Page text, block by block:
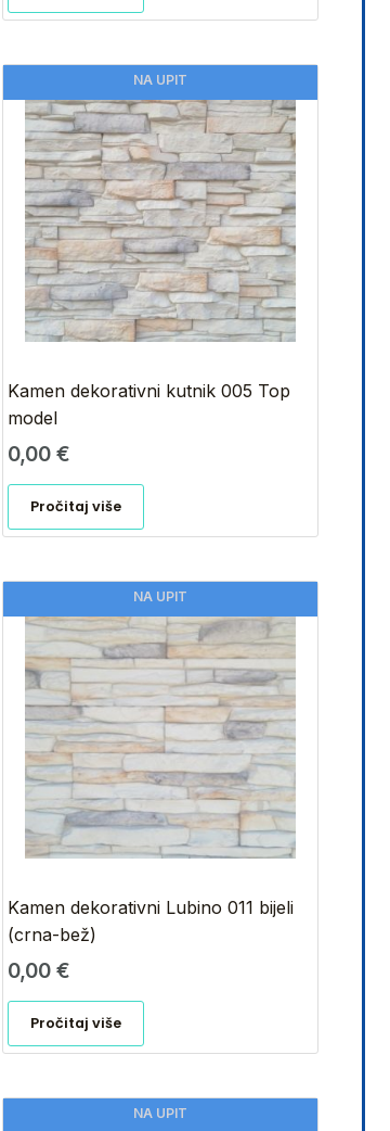
NA UPIT
Kamen dekorativni kutnik 005 Top
model
0,00 €
Pročitaj više
NA UPIT
Kamen dekorativni Lubino 011 bijeli
(crna-bež)
0,00 €
Pročitaj više
NA UPIT